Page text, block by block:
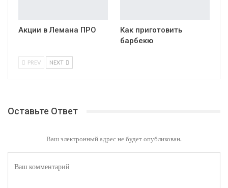
Акции в Лемана ПРО
Как приготовить
барбекю
PREV NEXT
Оставьте Ответ
Ваш электронный адрес не будет опубликован.